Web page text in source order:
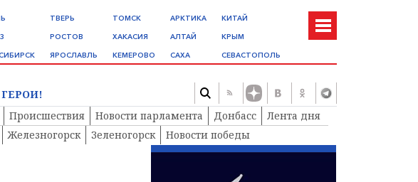
ТВЕРЬ
РОСТОВ
ЯРОСЛАВЛЬ
ТОМСК
ХАКАСИЯ
КЕМЕРОВО
АРКТИКА
АЛТАЙ
САХА
КИТАЙ
КРЫМ
СЕВАСТОПОЛЬ
Происшествия Новости парламента Донбасс
Лента дня
Железногорск Зеленогорск
Новости победы